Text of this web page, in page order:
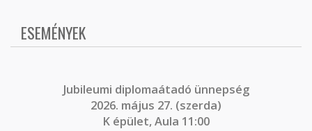
ESEMÉNYEK
Jubileumi diplomaátadó ünnepség
2026. május 27. (szerda)
K épület, Aula 11:00